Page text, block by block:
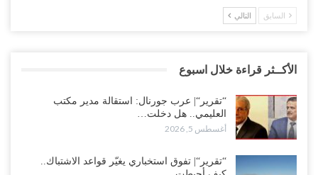
السابق التالي
الأكــثر قراءة خلال اسبوع
“تقرير“| عرب جورنال: استقالة مدير مكتب
العليمي.. هل دخلت…
أغسطس 5, 2026
“تقرير“| تفوق استخباري يغيّر قواعد الاشتباك..